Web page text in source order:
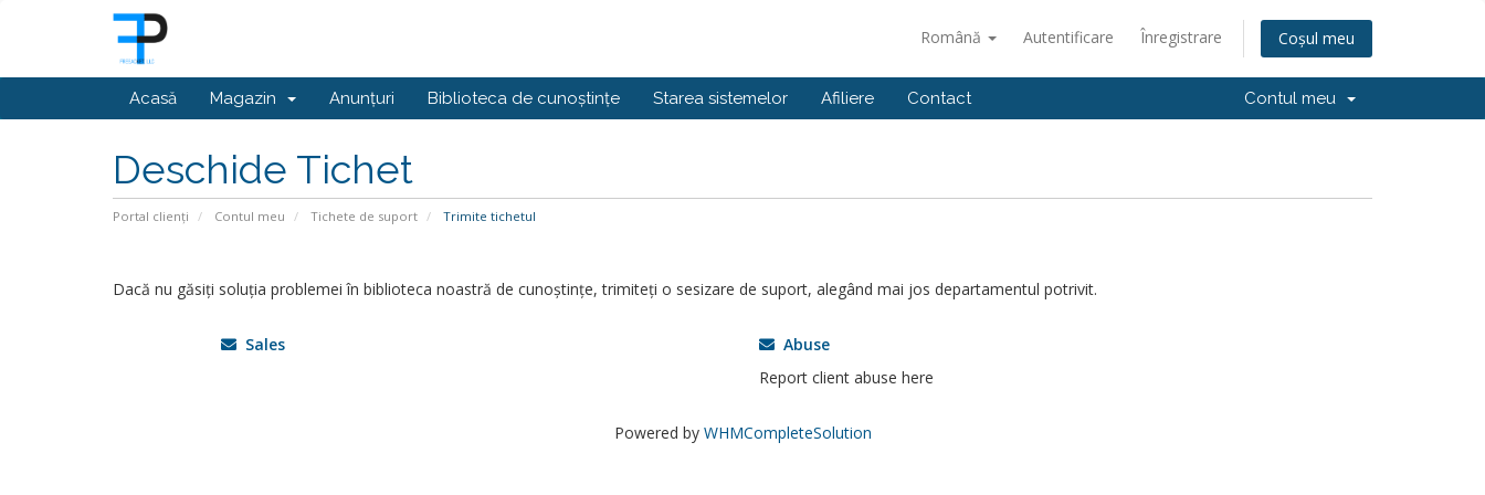
Română Autentificare Înregistrare Coșul meu
Acasă Magazin Anunțuri Biblioteca de cunoștințe Starea sistemelor Afiliere Contact Contul meu
Deschide Tichet
Portal clienți Contul meu Tichete de suport Trimite tichetul
Dacă nu găsiți soluția problemei în biblioteca noastră de cunoștințe, trimiteți o sesizare de suport, alegând mai jos departamentul potrivit.
Sales
Abuse
Report client abuse here
Powered by WHMCompleteSolution